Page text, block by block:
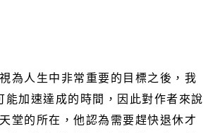
為人生中非常重要的目標之後，我
能加速達成的時間，因此對作者來說
堂的所在，他認為需要趕快退休才